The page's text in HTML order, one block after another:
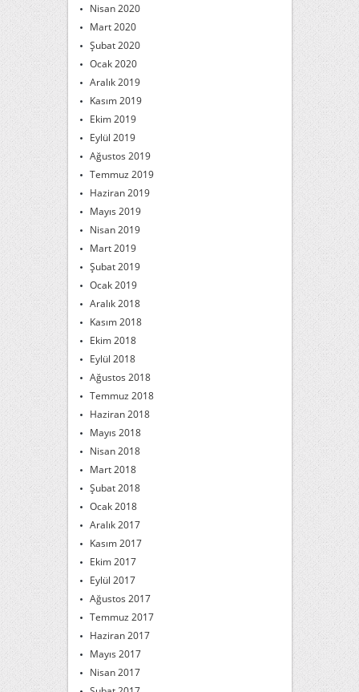
Nisan 2020
Mart 2020
Şubat 2020
Ocak 2020
Aralık 2019
Kasım 2019
Ekim 2019
Eylül 2019
Ağustos 2019
Temmuz 2019
Haziran 2019
Mayıs 2019
Nisan 2019
Mart 2019
Şubat 2019
Ocak 2019
Aralık 2018
Kasım 2018
Ekim 2018
Eylül 2018
Ağustos 2018
Temmuz 2018
Haziran 2018
Mayıs 2018
Nisan 2018
Mart 2018
Şubat 2018
Ocak 2018
Aralık 2017
Kasım 2017
Ekim 2017
Eylül 2017
Ağustos 2017
Temmuz 2017
Haziran 2017
Mayıs 2017
Nisan 2017